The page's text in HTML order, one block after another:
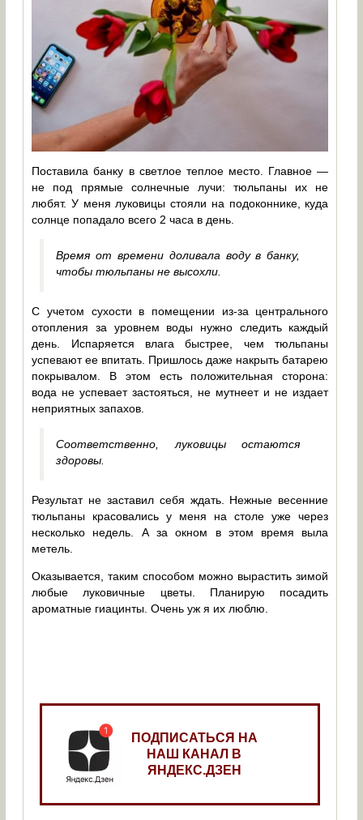
Поставила банку в светлое теплое место. Главное —
не под прямые солнечные лучи: тюльпаны их не
любят. У меня луковицы стояли на подоконнике, куда
солнце попадало всего 2 часа в день.
Время от времени доливала воду в банку,
чтобы тюльпаны не высохли.
С учетом сухости в помещении из-за центрального
отопления за уровнем воды нужно следить каждый
день. Испаряется влага быстрее, чем тюльпаны
успевают ее впитать. Пришлось даже накрыть батарею
покрывалом. В этом есть положительная сторона:
вода не успевает застояться, не мутнеет и не издает
неприятных запахов.
Соответственно, луковицы остаются
здоровы.
Результат не заставил себя ждать. Нежные весенние
тюльпаны красовались у меня на столе уже через
несколько недель. А за окном в этом время выла
метель.
Оказывается, таким способом можно вырастить зимой
любые луковичные цветы. Планирую посадить
ароматные гиацинты. Очень уж я их люблю.
ПОДПИСАТЬСЯ НА
НАШ КАНАЛ В
ЯНДЕКС.ДЗЕН